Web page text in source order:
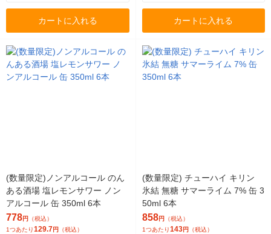
カートに入れる カートに入れる
(数量限定)ノンアルコール のん
ある酒場 塩レモンサワー ノン
アルコール 缶 350ml 6本
778円 （税込）
1つあたり129.7円 （税込）
(数量限定) チューハイ キリン
氷結 無糖 サマーライム 7% 缶 3
50ml 6本
858円 （税込）
1つあたり143円 （税込）